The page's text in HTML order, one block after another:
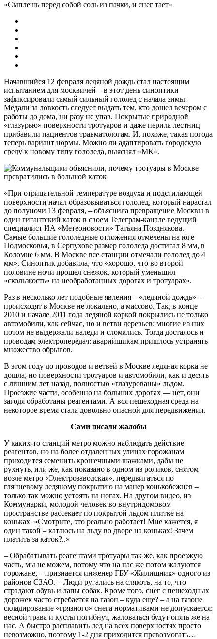
«Сыплешь перед собой соль из пачки, и снег тает»
Начавшийся 12 февраля ледяной дождь стал настоящим
испытанием для москвичей – в этот день синоптики
зафиксировали самый сильный гололед с начала зимы.
Медали за ловкость следует выдать тем, кто дошел вечером с
работы до дома, ни разу не упав. Покрытые природной
«глазурью» поверхности тротуаров и даже перила лестниц
прибавили пациентов травматологам. И, похоже, такая погода
теперь вариант нормы. Можно ли адаптировать городскую
среду к новому типу гололеда, выяснял «МК».
«При отрицательной температуре воздуха и подстилающей
поверхности начал образовываться гололед, который нарастал
до полуночи 13 февраля, – объяснила превращение Москвы в
один гигантский каток в своем Телеграм-канале ведущий
специалист ИА «Метеоновости» Татьяна Позднякова. –
Самые большие гололедные отложения отмечены на юге
Подмосковья, в Серпухове размер гололеда достигал 8 мм, в
Коломне 6 мм. В Москве все станции отмечали гололед до 4
мм». Синоптик добавила, что «хорошо, что во второй
половине ночи прошел снежок, который уменьшил
«скользкость» на необработанных дорогах и тротуарах».
Раз в несколько лет подобные явления – «ледяной дождь» –
происходят в Москве не локально, а массово. Так, в конце
2010 и начале 2011 года ледяной коркой покрылись не только
автомобили, как сейчас, но и ветви деревьев: многие из них
потом не выдержали наледи и сломались. Тогда досталось и
проводам электропередач: аварийщикам пришлось устранять
множество обрывов.
В этом году до проводов и ветвей в Москве ледяная корка не
дошла, но поверхности тротуаров и автомобили, как и десять
с лишним лет назад, полностью «глазурованы» льдом.
Проезжие части, особенно на больших дорогах — нет, они
загодя обработаны реагентами. А вся пешеходная среда на
некоторое время стала довольно опасной для передвижения.
Сами писали жалобы
У каких-то станций метро можно наблюдать действие
реагентов, но на более отдаленных улицах горожанам
приходится семенить крошечными шажками, дабы не
рухнуть, или же, как показано в одном из роликов, снятом
возле метро «Электрозаводская», передвигаться по
глянцевому ледяному покрытию на манер конькобежцев –
только так можно устоять на ногах. На другом видео, из
Коммунарки, молодой человек во внутридомовом
пространстве рассекает по покрытой льдом плитке на
коньках. «Смотрите, это реально работает! Мне кажется, я
один такой – катаюсь на льду во дворе на коньках! Зачем
платить за каток?..»
– Обрабатывать реагентами тротуары так же, как проезжую
часть, мы не можем, потому что на нас же потом жалуются
горожане, – признается инженер ГБУ «Жилищник» одного из
районов СЗАО. – Люди ругались на слякоть, на то, что
страдают обувь и лапы собак. Кроме того, снег с пешеходных
дорожек часто сгребается на газон – куда еще? – а на газоне
складирование «грязного» снега нормативами не допускается:
весной трава и кусты погибнут, жаловаться будут опять же на
нас. А быстро расплавить лед на всех поверхностях просто
невозможно, поэтому 1-2 дня приходится превозмогать…